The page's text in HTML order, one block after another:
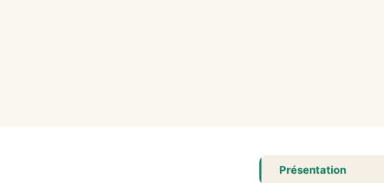
Présentation